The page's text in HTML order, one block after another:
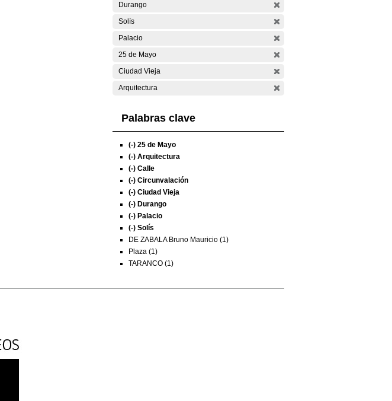
Durango
Solís
Palacio
25 de Mayo
Ciudad Vieja
Arquitectura
Palabras clave
(-) 25 de Mayo
(-) Arquitectura
(-) Calle
(-) Circunvalación
(-) Ciudad Vieja
(-) Durango
(-) Palacio
(-) Solís
DE ZABALA Bruno Mauricio (1)
Plaza (1)
TARANCO (1)